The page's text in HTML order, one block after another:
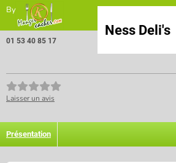
By
Ness Deli's
01 53 40 85 17
Laisser un avis
Présentation